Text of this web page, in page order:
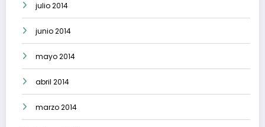
julio 2014
junio 2014
mayo 2014
abril 2014
marzo 2014